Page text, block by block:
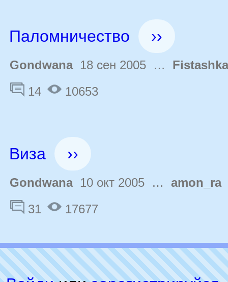
Паломничество ››
Gondwana18 сен 2005 … Fistashka
14
10653
Виза ››
Gondwana10 окт 2005 … amon_ra
31
17677